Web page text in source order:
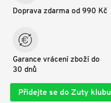
Doprava zdarma od 990 Kč
Garance vrácení zboží do
30 dnů
Přidejte se do Zuty klubu